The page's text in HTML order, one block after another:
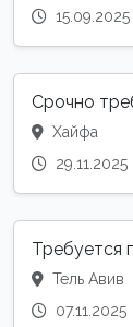
15.09.2025
Срочно
Хайфа
29.11.2025
Требуется
Тель Авив
07.11.2025